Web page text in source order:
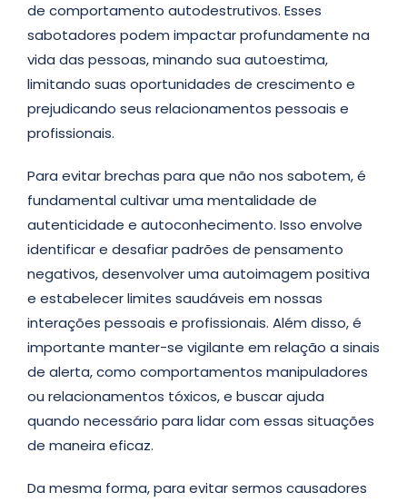
de comportamento autodestrutivos. Esses
sabotadores podem impactar profundamente na
vida das pessoas, minando sua autoestima,
limitando suas oportunidades de crescimento e
prejudicando seus relacionamentos pessoais e
profissionais.
Para evitar brechas para que não nos sabotem, é
fundamental cultivar uma mentalidade de
autenticidade e autoconhecimento. Isso envolve
identificar e desafiar padrões de pensamento
negativos, desenvolver uma autoimagem positiva
e estabelecer limites saudáveis em nossas
interações pessoais e profissionais. Além disso, é
importante manter-se vigilante em relação a sinais
de alerta, como comportamentos manipuladores
ou relacionamentos tóxicos, e buscar ajuda
quando necessário para lidar com essas situações
de maneira eficaz.
Da mesma forma, para evitar sermos causadores